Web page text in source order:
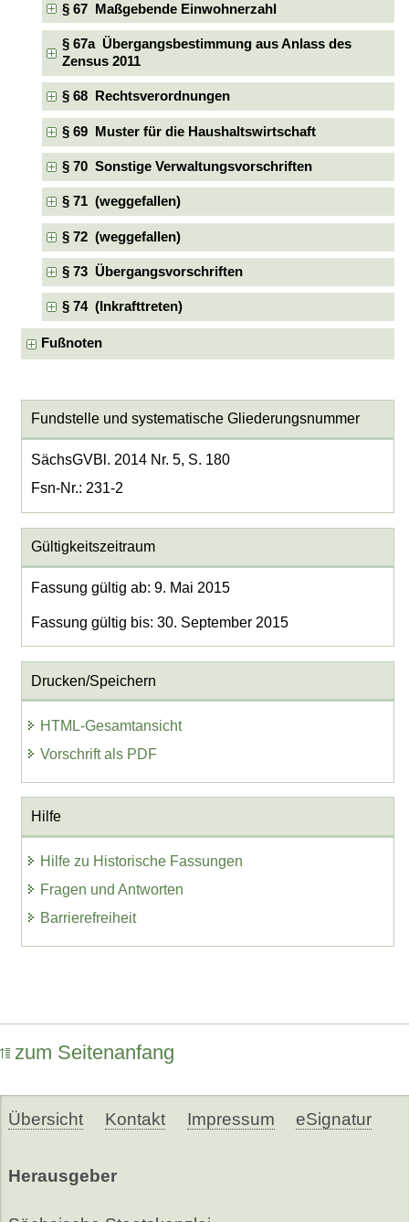
§ 67 Maßgebende Einwohnerzahl
§ 67a Übergangsbestimmung aus Anlass des
Zensus 2011
§ 68 Rechtsverordnungen
§ 69 Muster für die Haushaltswirtschaft
§ 70 Sonstige Verwaltungsvorschriften
§ 71 (weggefallen)
§ 72 (weggefallen)
§ 73 Übergangsvorschriften
§ 74 (Inkrafttreten)
Fußnoten
Fundstelle und systematische Gliederungsnummer
SächsGVBl. 2014 Nr. 5, S. 180
Fsn-Nr.: 231-2
Gültigkeitszeitraum
Fassung gültig ab: 9. Mai 2015
Fassung gültig bis: 30. September 2015
Drucken/Speichern
HTML-Gesamtansicht
Vorschrift als PDF
Hilfe
Hilfe zu Historische Fassungen
Fragen und Antworten
Barrierefreiheit
zum Seitenanfang
Übersicht Kontakt Impressum eSignatur
Herausgeber